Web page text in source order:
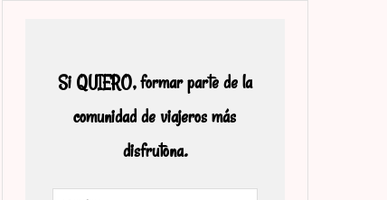
Si QUIERO, formar parte de la
comunidad de viajeros más
disfrutona.